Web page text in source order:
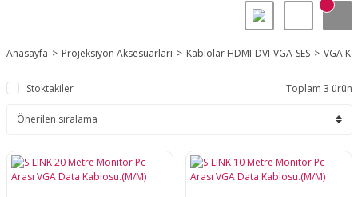
Anasayfa Projeksiyon Aksesuarları Kablolar HDMI-DVI-VGA-SES VGA
Stoktakiler Toplam 3 ürün